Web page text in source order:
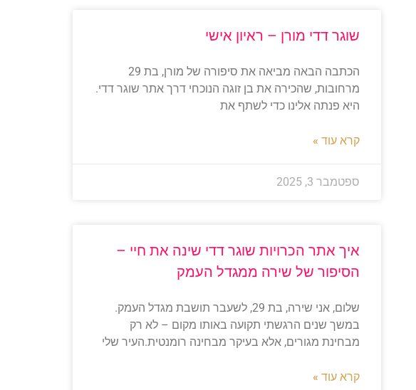
שוגר דדי מורן – ראיון אישי
הכתבה הבאה מביאה את סיפורה של מורן, בת 29
מרחובות, שהכירה את בן זוגה הנוכחי דרך אתר שוגר דדי.
היא פנתה אלינו כדי לשתף את
קרא עוד »
ספטמבר 3, 2025
איך אתר הכרויות שוגר דדי שינה את חיי –
הסיפור של שירה ממגדל העמק
שלום, אני שירה, בת 29, לשעבר תושבת מגדל העמק.
במשך שנים הרגשתי תקועה באותו מקום – לא רק
מבחינת מגורים, אלא בעיקר מבחינה רומנטית.העיר שלי
קרא עוד »